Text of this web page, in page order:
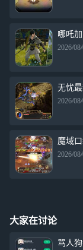
哪吒
2026/
无忧
2026/
魔域
2026/
大家在讨论
骂人狗笑